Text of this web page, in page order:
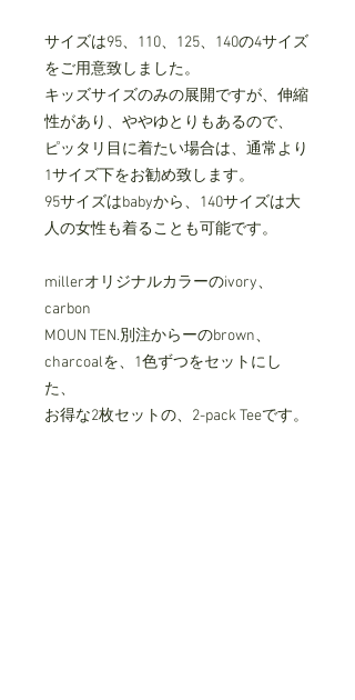
サイズは95、110、125、140の4サイズ
をご用意致しました。
キッズサイズのみの展開ですが、伸縮
性があり、ややゆとりもあるので、
ピッタリ目に着たい場合は、通常より
1サイズ下をお勧め致します。
95サイズはbabyから、140サイズは⼤
⼈の⼥性も着ることも可能です。
millerオリジナルカラーのivory、
carbon
MOUN TEN.別注からーのbrown、
charcoalを、1⾊ずつをセットにし
た、
お得な2枚セットの、2-pack Teeです。